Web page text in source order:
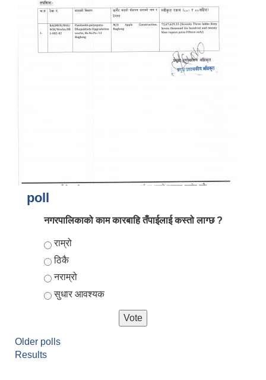
poll
नगरपालिकाको काम कारबाहि तँपाईलाई कस्तो लाग्छ ?
Choices
राम्रो
ठिकै
नराम्रो
सुधार आवश्यक
Older polls
Results